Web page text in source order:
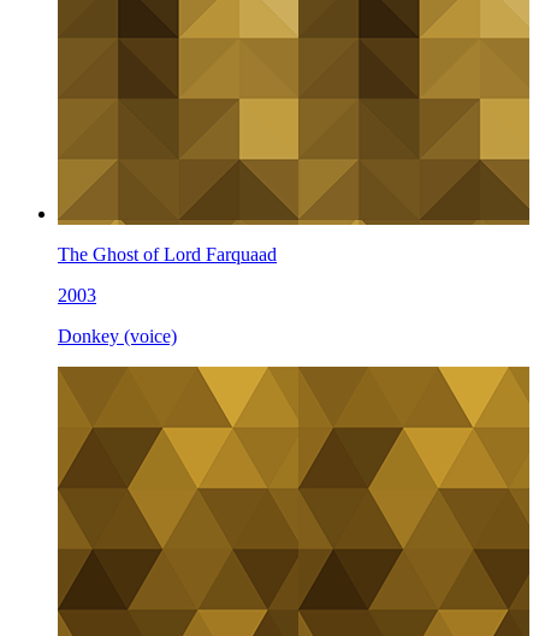
The Ghost of Lord Farquaad
2003
Donkey (voice)